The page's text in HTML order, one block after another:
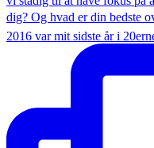
2016 var mit sidste år i